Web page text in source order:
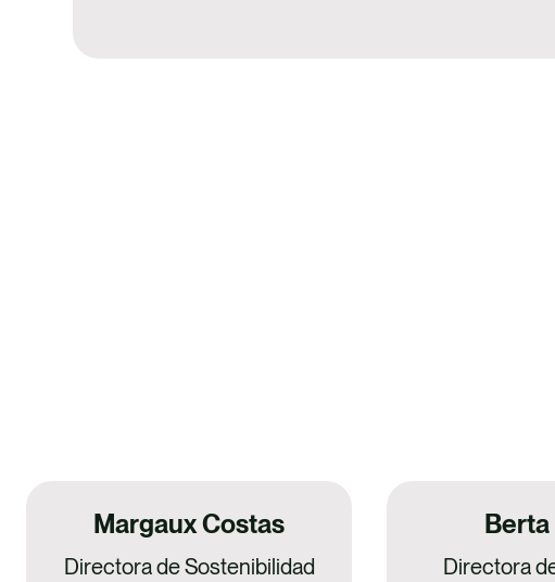
Margaux Costas
Directora de Sostenibilidad
Directora